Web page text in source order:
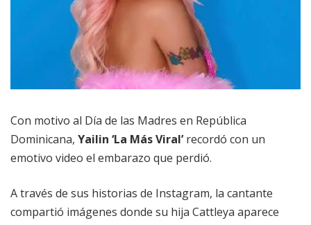
Con motivo al Día de las Madres en República
Dominicana, Yailin ‘La Más Viral’recordó con un
emotivo video el embarazo que perdió.
A través de sus historias de Instagram, la cantante
compartió imágenes donde su hija Cattleya aparece